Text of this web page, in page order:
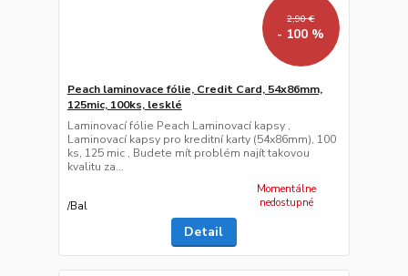
2,90 €
- 100 %
Peach laminovace fólie, Credit Card, 54x86mm,
125mic, 100ks, lesklé
Laminovací fólie Peach Laminovací kapsy ,
Laminovací kapsy pro kreditní karty (54x86mm), 100
ks, 125 mic , Budete mít problém najít takovou
kvalitu za...
/Bal
Momentálne
nedostupné
Detail